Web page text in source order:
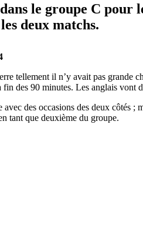
le groupe C
deux matchs.
tellement il n’y avait pas grande
fin des 90 minutes. Les anglais
des occasions des deux côtés
tant que deuxième du groupe.